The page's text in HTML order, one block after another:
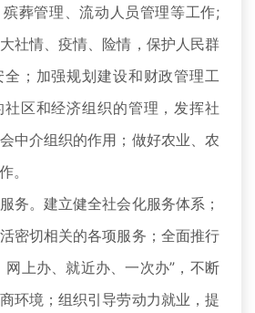
葬管理、流动人员管理等工作;
社情、疫情、险情，保护人民群
；加强规划建设和财政管理工
区和经济组织的管理，发挥社
中介组织的作用；做好农业、农
。
。建立健全社会化服务体系；
密切相关的各项服务；全面推行
网上办、就近办、一次办”，不断
环境；组织引导劳动力就业，提